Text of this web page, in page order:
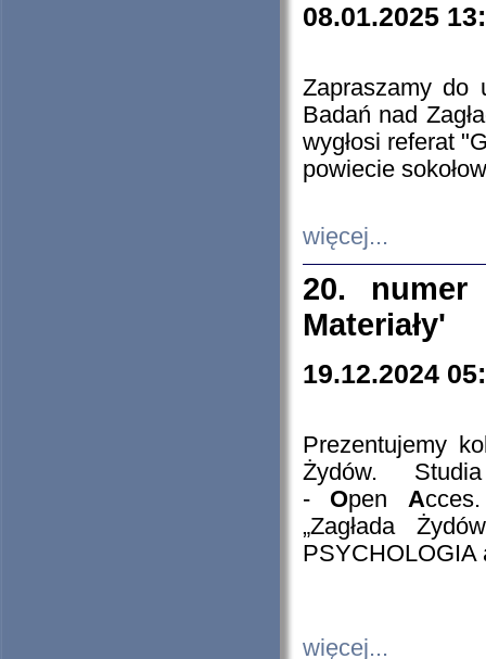
08.01.2025
Zapraszamy do
Badań nad
wygłosi referat
powiecie
więcej...
20. numer
Materiały'
19.12.2024
Prezentujemy
Żydów.
- Open A
„Zagłada
PSYCHOLOGIA
więcej...